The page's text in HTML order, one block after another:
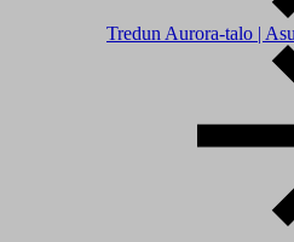
Tredun Aurora-talo |